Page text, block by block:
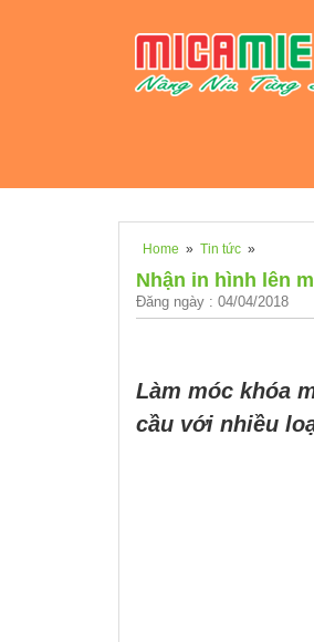
Home » Tin tức »
Nhận in hình lên
Đăng ngày : 04/04/2018
Làm móc khóa
cầu với nhiều